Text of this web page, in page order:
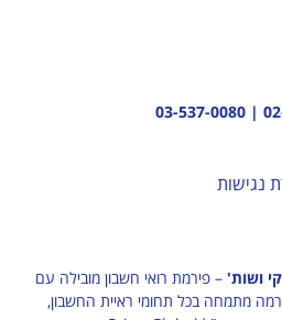
|
03-537-0080
נגישות
ושות' – פירמת רואי חשבון מובילה עם